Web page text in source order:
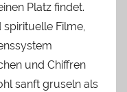
Platz findet.
Filme,
und Chiffren
sanft gruseln als